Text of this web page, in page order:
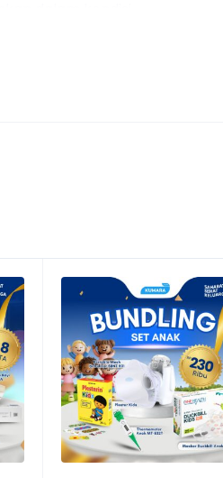
sebelumnya